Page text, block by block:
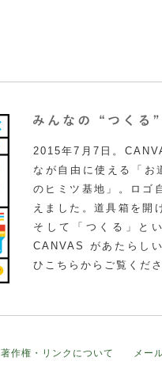
2015年7月7日。
なが自由に使える「
のヒミツ基地」。ロゴ
えました。道具箱を開
そして「つくる」と
CANVAS があたらし
ひこちらからご覧くださ
著作権・リンクについて メー